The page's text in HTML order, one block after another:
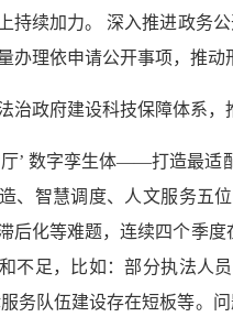
持续加力。 深入推进政务
办理依申请公开事项，推
治政府建设科技保障体系，
厅’ 数字孪生体——打造最适
、智慧调度、人文服务五
后化等难题，连续四个季
不足，比如：部分执法人
务队伍建设存在短板等。